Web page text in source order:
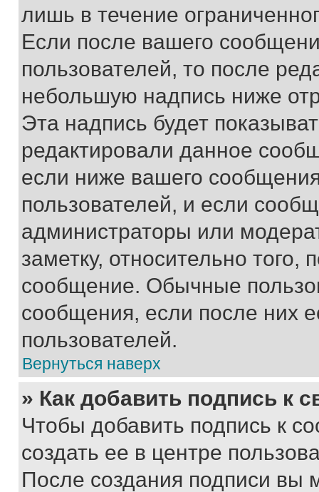
лишь в течение
Если после вашего
пользователей, то после
небольшую надпись ниже
Эта надпись будет
редактировали данное
если ниже вашего
пользователей, и если
администраторы или
заметку, относительно
сообщение. Обычные
сообщения, если после них
пользователей.
Вернуться наверх
» Как добавить подпись к
Чтобы добавить подпись к
создать ее в центре
После создания подписи вы